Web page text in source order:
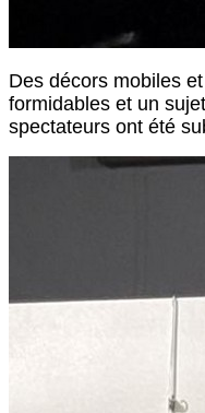
Des décors mobiles
formidables et un
spectateurs ont été